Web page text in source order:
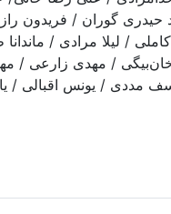
گوران / فريدون
/ لیلا مرادی /
/ مهدی زارعی /
/ یونس اقبالی /